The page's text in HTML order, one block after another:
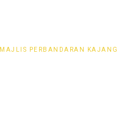
MAJLIS PERBANDARAN KAJANG